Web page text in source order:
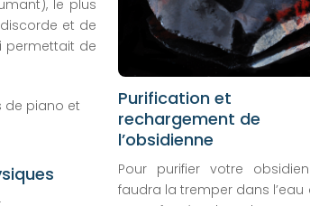
le plus
et de
permettait de
de piano et
Purification et
rechargement de
l’obsidienne
Pour purifier votre
faudra la tremper dans l’eau